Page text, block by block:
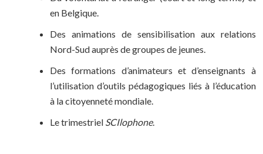
en Belgique.
Des animations de sensibilisation aux relations
Nord-Sud auprès de groupes de jeunes.
Des formations d’animateurs et d’enseignants à
l’utilisation d’outils pédagogiques liés à l’éducation
à la citoyenneté mondiale.
Le trimestriel SCIlophone.